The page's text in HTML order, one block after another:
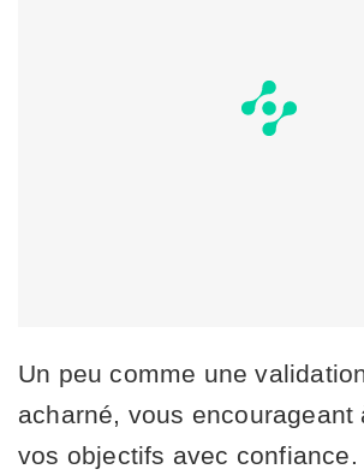
Un peu comme une
acharné, vous encourageant
vos objectifs avec confiance.